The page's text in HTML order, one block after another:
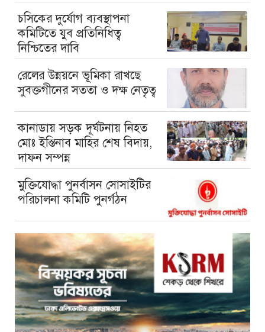
চসিকের দুর্যোগ ব্যবস্থাপনা
কমিটিতে যুব প্রতিনিধিত্ব
নিশ্চিতের দাবি
রেলের উন্নয়নে ভূমিকা রাখছে
সুবক্তগীনের সততা ও দক্ষ নেতৃত্ব
কানাডায় সড়ক দূর্ঘটনায় নিহত
মোঃ ইস্তিনাব মাহির শেষ বিদায়,
দাফন সম্পন্ন
মুক্তিযোদ্ধা পুনর্বাসন সোসাইটির
পরিচালনা কমিটি পুনর্গঠন